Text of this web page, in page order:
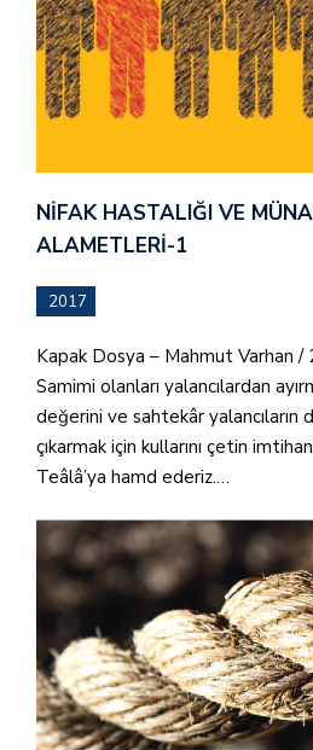
NIFAK HASTALIĞI VE
ALAMETLERI-1
2017
Kapak Dosya – Mahmut Varhan /
Samimi olanları yalancılardan
değerini ve sahtekâr yalancıların
çıkarmak için kullarını çetin
Teâlâ’ya hamd ederiz.…